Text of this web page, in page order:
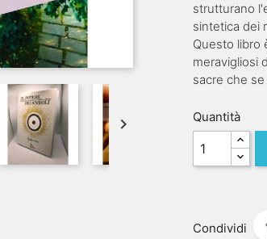

strutturano
sintetica dei
Questo libro
meravigliosi
sacre che
Quantità
Condividi